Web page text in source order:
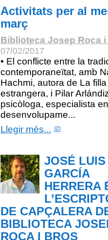
Activitats per al
març
Biblioteca Josep Roca
07/02/2017
• El conflicte entre la
contemporaneïtat, amb
Hachmi, autora de La filla
estrangera, i Pilar
psicòloga, especialista en
desenvolupame...
Llegir més...
JOSÉ LUIS
GARCÍA
HERRERA
DE CAPÇALERA
BIBLIOTECA
ROCA I BROS